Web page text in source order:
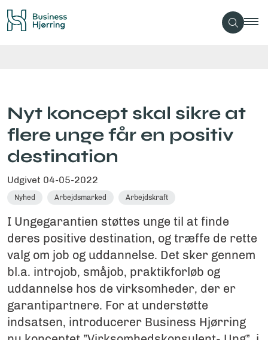
Nyt koncept skal sikre at
flere unge får en positiv
destination
Udgivet 04-05-2022
Nyhed Arbejdsmarked Arbejdskraft
I Ungegarantien støttes unge til at finde
deres positive destination, og træffe de rette
valg om job og uddannelse. Det sker gennem
bl.a. introjob, småjob, praktikforløb og
uddannelse hos de virksomheder, der er
garantipartnere. For at understøtte
indsatsen, introducerer Business Hjørring